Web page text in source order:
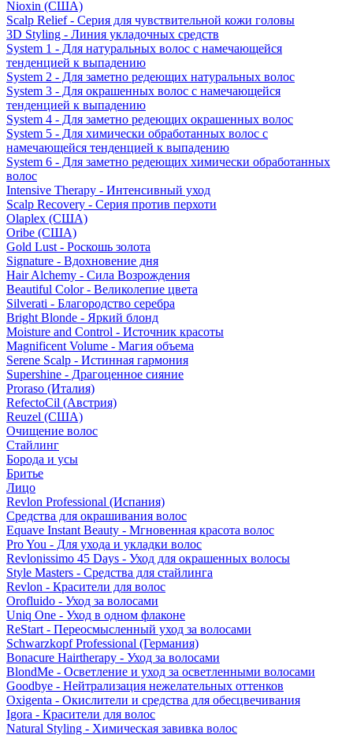
Nioxin (США)
Scalp Relief - Серия для чувствительной кожи головы
3D Styling - Линия укладочных средств
System 1 - Для натуральных волос с намечающейся
тенденцией к выпадению
System 2 - Для заметно редеющих натуральных волос
System 3 - Для окрашенных волос с намечающейся
тенденцией к выпадению
System 4 - Для заметно редеющих окрашенных волос
System 5 - Для химически обработанных волос с
намечающейся тенденцией к выпадению
System 6 - Для заметно редеющих химически обработанных
волос
Intensive Therapy - Интенсивный уход
Scalp Recovery - Серия против перхоти
Olaplex (США)
Oribe (США)
Gold Lust - Роскошь золота
Signature - Вдохновение дня
Hair Alchemy - Сила Возрождения
Beautiful Color - Великолепие цвета
Silverati - Благородство серебра
Bright Blonde - Яркий блонд
Moisture and Control - Источник красоты
Magnificent Volume - Магия объема
Serene Scalp - Истинная гармония
Supershine - Драгоценное сияние
Proraso (Италия)
RefectoCil (Австрия)
Reuzel (США)
Очищение волос
Стайлинг
Борода и усы
Бритье
Лицо
Revlon Professional (Испания)
Средства для окрашивания волос
Equave Instant Beauty - Мгновенная красота волос
Pro You - Для ухода и укладки волос
Revlonissimo 45 Days - Уход для окрашенных волосы
Style Masters - Средства для стайлинга
Revlon - Красители для волос
Orofluido - Уход за волосами
Uniq One - Уход в одном флаконе
ReStart - Переосмысленный уход за волосами
Schwarzkopf Professional (Германия)
Bonacure Hairtherapy - Уход за волосами
BlondMe - Осветление и уход за осветленными волосами
Goodbye - Нейтрализация нежелательных оттенков
Oxigenta - Окислители и средства для обесцвечивания
Igora - Красители для волос
Natural Styling - Химическая завивка волос